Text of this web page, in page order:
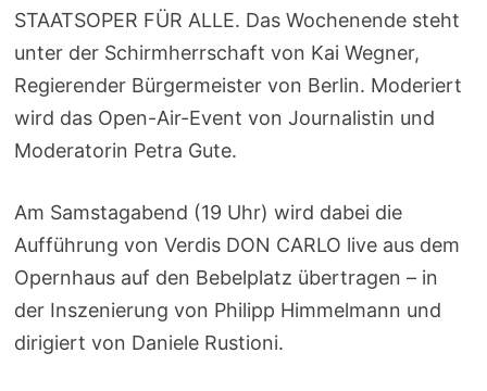
STAATSOPER FÜR ALLE. Das Wochenende steht
unter der Schirmherrschaft von Kai Wegner,
Regierender Bürgermeister von Berlin. Moderiert
wird das Open-Air-Event von Journalistin und
Moderatorin Petra Gute.
Am Samstagabend (19 Uhr) wird dabei die
Aufführung von Verdis DON CARLO live aus dem
Opernhaus auf den Bebelplatz übertragen – in
der Inszenierung von Philipp Himmelmann und
dirigiert von Daniele Rustioni.